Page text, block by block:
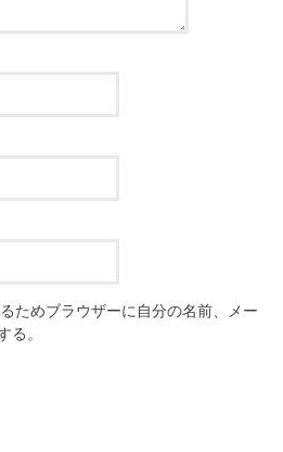
ためブラウザーに自分の名前、メー
る。